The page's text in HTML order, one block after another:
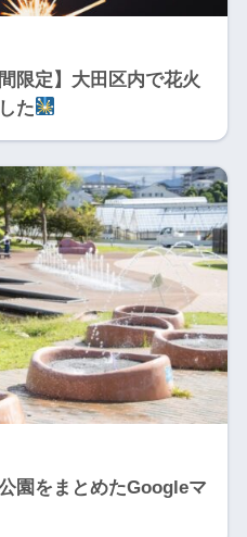
限定】大田区内で花火
た
園をまとめたGoogleマ